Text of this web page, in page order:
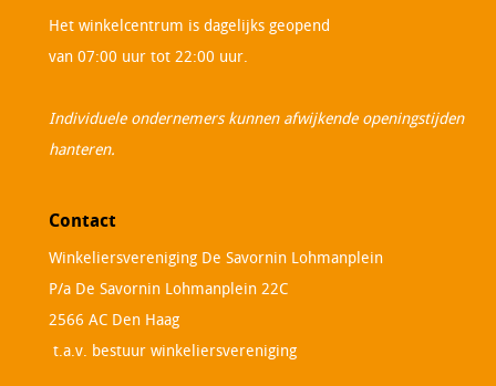
Het winkelcentrum is dagelijks geopend
van 07:00 uur tot 22:00 uur.
Individuele ondernemers kunnen afwijkende openingstijden
hanteren.
Contact
Winkeliersvereniging De Savornin Lohmanplein
P/a De Savornin Lohmanplein 22C
2566 AC Den Haag
t.a.v. bestuur winkeliersvereniging